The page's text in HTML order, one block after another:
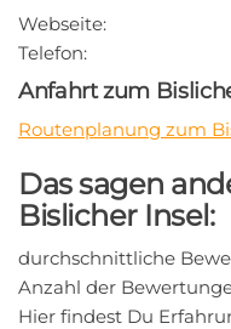
Webseite:
Telefon:
Anfahrt zum
Routenplanung zum
Das sagen
Bislicher Insel:
durchschnittliche
Anzahl der
Hier findest Du